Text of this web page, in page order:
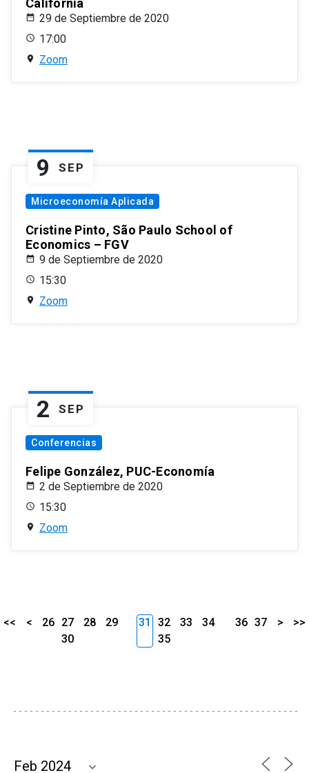
California
29 de Septiembre de 2020
17:00
Zoom
9 SEP
Microeconomía Aplicada
Cristine Pinto, São Paulo School of
Economics – FGV
9 de Septiembre de 2020
15:30
Zoom
2 SEP
Conferencias
Felipe González, PUC-Economía
2 de Septiembre de 2020
15:30
Zoom
<< < 26 27 28
29
30
31 32 33
34
35
36 37 > >>